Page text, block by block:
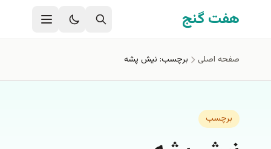
رفتن به محتوای اصلی
هفت گنج
صفحه اصلی برچسب: نیش پشه
برچسب